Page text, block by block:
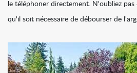
le téléphoner directement. N'oubliez pas
qu'il soit nécessaire de débourser de